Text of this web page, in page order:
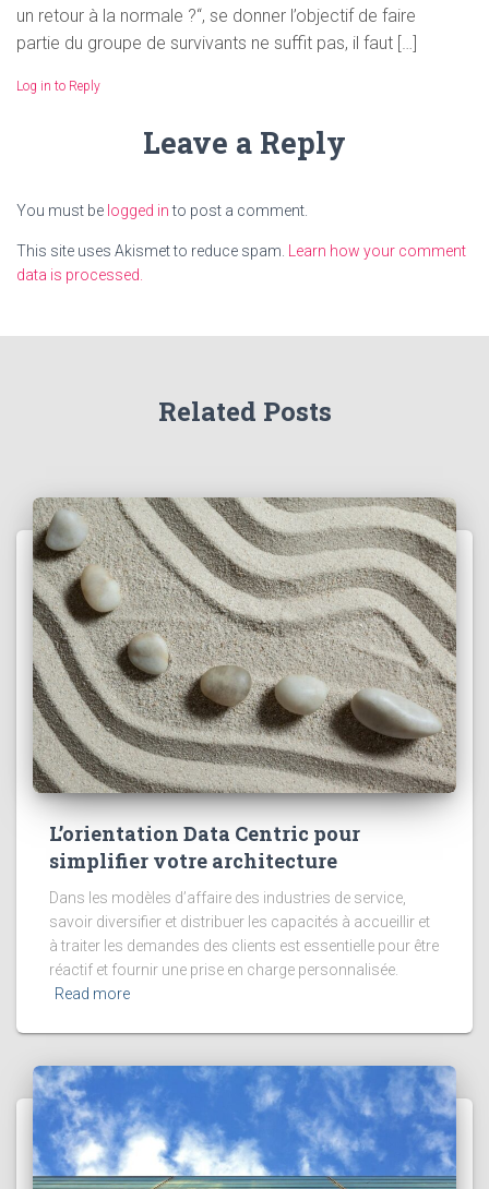
un retour à la normale ?“, se donner l’objectif de faire
partie du groupe de survivants ne suffit pas, il faut […]
Log in to Reply
Leave a Reply
You must be logged into post a comment.
This site uses Akismet to reduce spam.
Learn how your comment
data is processed.
Related Posts
L’orientation Data Centric pour
simplifier votre architecture
Dans les modèles d’affaire des industries de service,
savoir diversifier et distribuer les capacités à accueillir et
à traiter les demandes des clients est essentielle pour être
réactif et fournir une prise en charge personnalisée.
Read more